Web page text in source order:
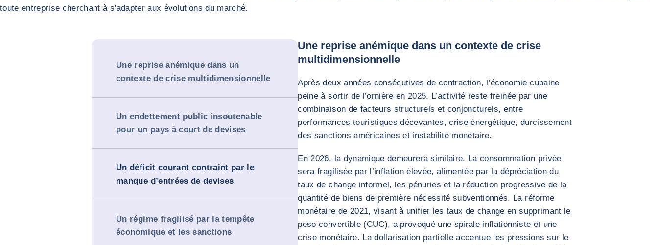
toute entreprise cherchant à s'adapter aux évolutions du marché.
Une reprise anémique dans un
contexte de crise multidimensionnelle
Un endettement public insoutenable
pour un pays à court de devises
Un déficit courant contraint par le
manque d’entrées de devises
Un régime fragilisé par la tempête
économique et les sanctions
Une reprise anémique dans un contexte de crise
multidimensionnelle
Après deux années consécutives de contraction, l’économie cubaine
peine à sortir de l’ornière en 2025. L’activité reste freinée par une
combinaison de facteurs structurels et conjoncturels, entre
performances touristiques décevantes, crise énergétique, durcissement
des sanctions américaines et instabilité monétaire.
En 2026, la dynamique demeurera similaire. La consommation privée
sera fragilisée par l’inflation élevée, alimentée par la dépréciation du
taux de change informel, les pénuries et la réduction progressive de la
quantité de biens de première nécessité subventionnés. La réforme
monétaire de 2021, visant à unifier les taux de change en supprimant le
peso convertible (CUC), a provoqué une spirale inflationniste et une
crise monétaire. La dollarisation partielle accentue les pressions sur le